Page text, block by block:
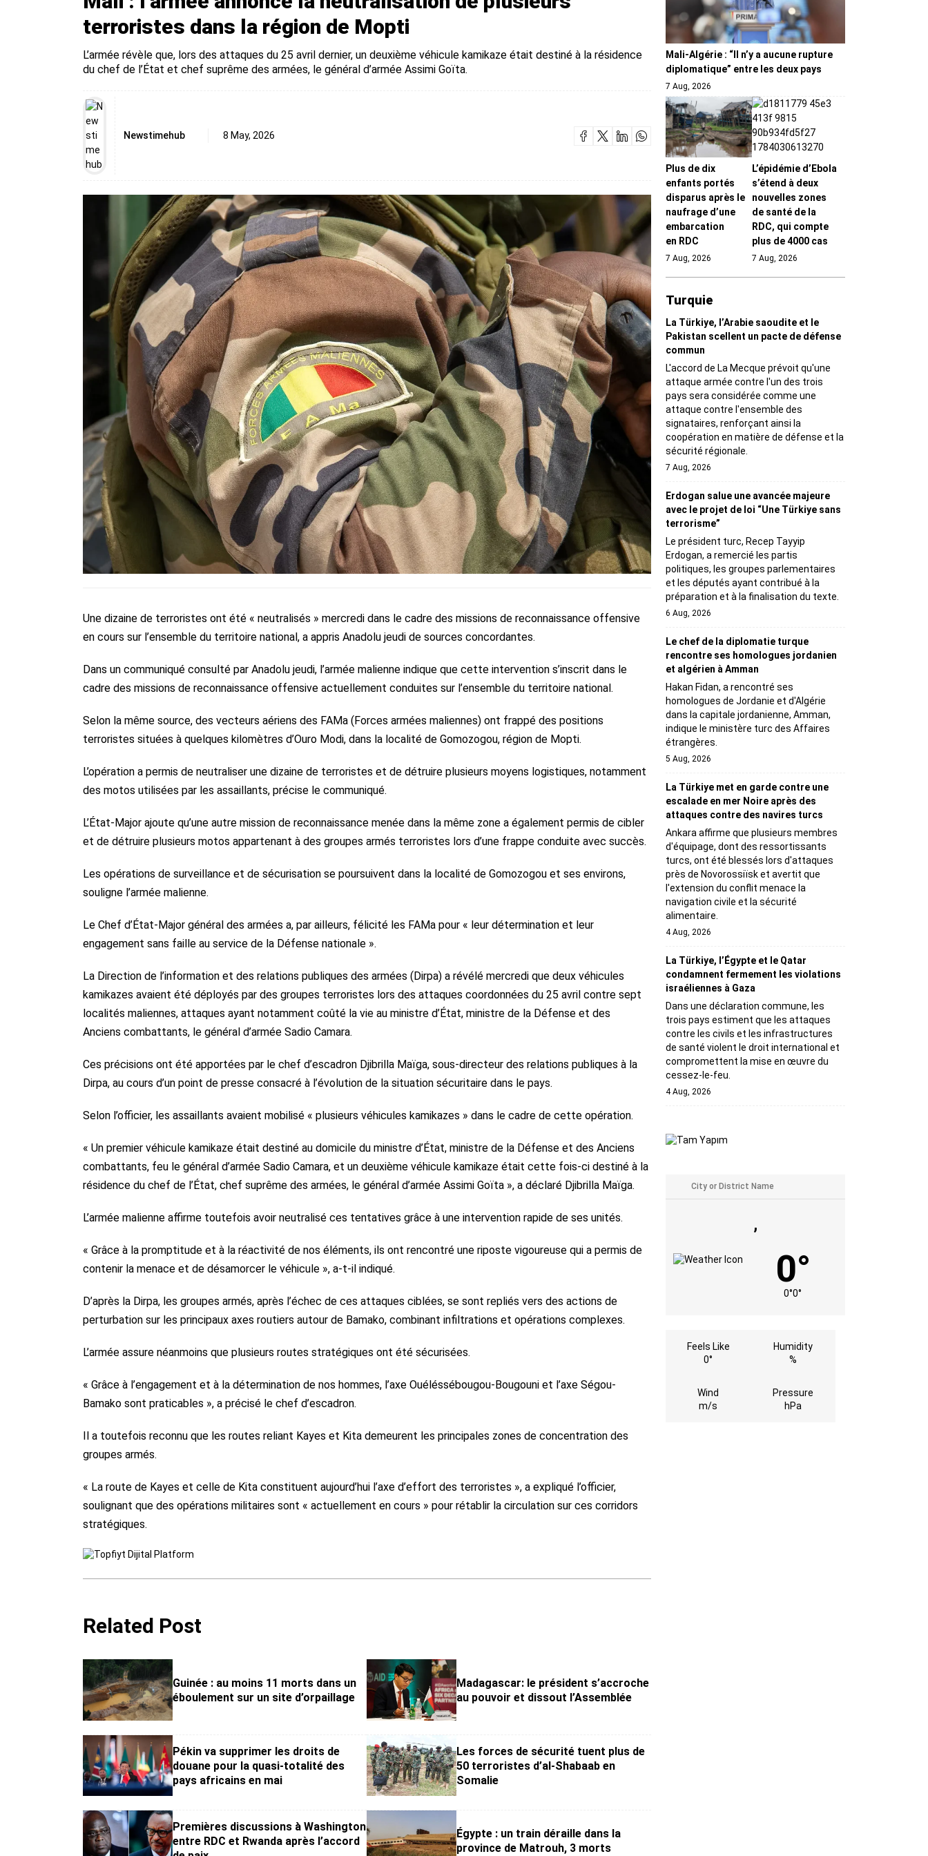
terroristes dans la région de Mopti
L’armée révèle que, lors des attaques du 25 avril dernier, un deuxième véhicule kamikaze était destiné à la résidence
du chef de l’État et chef suprême des armées, le général d’armée Assimi Goïta.
Newstimehub 8 May, 2026
Une dizaine de terroristes ont été « neutralisés » mercredi dans le cadre des missions de reconnaissance offensive
en cours sur l’ensemble du territoire national, a appris Anadolu jeudi de sources concordantes.
Dans un communiqué consulté par Anadolu jeudi, l’armée malienne indique que cette intervention s’inscrit dans le
cadre des missions de reconnaissance offensive actuellement conduites sur l’ensemble du territoire national.
Selon la même source, des vecteurs aériens des FAMa (Forces armées maliennes) ont frappé des positions
terroristes situées à quelques kilomètres d’Ouro Modi, dans la localité de Gomozogou, région de Mopti.
L’opération a permis de neutraliser une dizaine de terroristes et de détruire plusieurs moyens logistiques, notamment
des motos utilisées par les assaillants, précise le communiqué.
L’État-Major ajoute qu’une autre mission de reconnaissance menée dans la même zone a également permis de cibler
et de détruire plusieurs motos appartenant à des groupes armés terroristes lors d’une frappe conduite avec succès.
Les opérations de surveillance et de sécurisation se poursuivent dans la localité de Gomozogou et ses environs,
souligne l’armée malienne.
Le Chef d’État-Major général des armées a, par ailleurs, félicité les FAMa pour « leur détermination et leur
engagement sans faille au service de la Défense nationale ».
La Direction de l’information et des relations publiques des armées (Dirpa) a révélé mercredi que deux véhicules
kamikazes avaient été déployés par des groupes terroristes lors des attaques coordonnées du 25 avril contre sept
localités maliennes, attaques ayant notamment coûté la vie au ministre d’État, ministre de la Défense et des
Anciens combattants, le général d’armée Sadio Camara.
Ces précisions ont été apportées par le chef d’escadron Djibrilla Maïga, sous-directeur des relations publiques à la
Dirpa, au cours d’un point de presse consacré à l’évolution de la situation sécuritaire dans le pays.
Selon l’officier, les assaillants avaient mobilisé « plusieurs véhicules kamikazes » dans le cadre de cette opération.
« Un premier véhicule kamikaze était destiné au domicile du ministre d’État, ministre de la Défense et des Anciens
combattants, feu le général d’armée Sadio Camara, et un deuxième véhicule kamikaze était cette fois-ci destiné à la
résidence du chef de l’État, chef suprême des armées, le général d’armée Assimi Goïta », a déclaré Djibrilla Maïga.
L’armée malienne affirme toutefois avoir neutralisé ces tentatives grâce à une intervention rapide de ses unités.
« Grâce à la promptitude et à la réactivité de nos éléments, ils ont rencontré une riposte vigoureuse qui a permis de
contenir la menace et de désamorcer le véhicule », a-t-il indiqué.
D’après la Dirpa, les groupes armés, après l’échec de ces attaques ciblées, se sont repliés vers des actions de
perturbation sur les principaux axes routiers autour de Bamako, combinant infiltrations et opérations complexes.
L’armée assure néanmoins que plusieurs routes stratégiques ont été sécurisées.
« Grâce à l’engagement et à la détermination de nos hommes, l’axe Ouéléssébougou-Bougouni et l’axe Ségou-
Bamako sont praticables », a précisé le chef d’escadron.
Il a toutefois reconnu que les routes reliant Kayes et Kita demeurent les principales zones de concentration des
groupes armés.
« La route de Kayes et celle de Kita constituent aujourd’hui l’axe d’effort des terroristes », a expliqué l’officier,
soulignant que des opérations militaires sont « actuellement en cours » pour rétablir la circulation sur ces corridors
stratégiques.
Related Post
Guinée : au moins 11 morts dans un
éboulement sur un site d’orpaillage
Madagascar: le président s’accroche
au pouvoir et dissout l’Assemblée
Pékin va supprimer les droits de
douane pour la quasi-totalité des
pays africains en mai
Les forces de sécurité tuent plus de
50 terroristes d’al-Shabaab en
Somalie
Premières discussions à Washington
entre RDC et Rwanda après l’accord
Égypte : un train déraille dans la
province de Matrouh, 3 morts
Mali-Algérie : “Il n’y a aucune rupture
diplomatique” entre les deux pays
7 Aug, 2026
Plus de dix
enfants portés
disparus après le
naufrage d’une
embarcation
en RDC
7 Aug, 2026
L’épidémie d’Ebola
s’étend à deux
nouvelles zones
de santé de la
RDC, qui compte
plus de 4000 cas
7 Aug, 2026
Turquie
La Türkiye, l’Arabie saoudite et le
Pakistan scellent un pacte de défense
commun
L'accord de La Mecque prévoit qu'une
attaque armée contre l'un des trois
pays sera considérée comme une
attaque contre l'ensemble des
signataires, renforçant ainsi la
coopération en matière de défense et la
sécurité régionale.
7 Aug, 2026
Erdogan salue une avancée majeure
avec le projet de loi “Une Türkiye sans
terrorisme”
Le président turc, Recep Tayyip
Erdogan, a remercié les partis
politiques, les groupes parlementaires
et les députés ayant contribué à la
préparation et à la finalisation du texte.
6 Aug, 2026
Le chef de la diplomatie turque
rencontre ses homologues jordanien
et algérien à Amman
Hakan Fidan, a rencontré ses
homologues de Jordanie et d'Algérie
dans la capitale jordanienne, Amman,
indique le ministère turc des Affaires
étrangères.
5 Aug, 2026
La Türkiye met en garde contre une
escalade en mer Noire après des
attaques contre des navires turcs
Ankara affirme que plusieurs membres
d'équipage, dont des ressortissants
turcs, ont été blessés lors d'attaques
près de Novorossiïsk et avertit que
l'extension du conflit menace la
navigation civile et la sécurité
alimentaire.
4 Aug, 2026
La Türkiye, l’Égypte et le Qatar
condamnent fermement les violations
israéliennes à Gaza
Dans une déclaration commune, les
trois pays estiment que les attaques
contre les civils et les infrastructures
de santé violent le droit international et
compromettent la mise en œuvre du
cessez-le-feu.
4 Aug, 2026
,
0°
0°0°
Feels Like
0°
Humidity
%
Wind
m/s
Pressure
hPa